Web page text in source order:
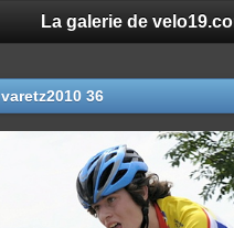
La galerie de
varetz2010 36